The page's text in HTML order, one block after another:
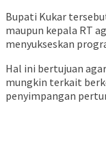
Bupati Kukar
maupun kepala RT
menyukseskan
Hal ini bertujuan
mungkin terkait
penyimpangan